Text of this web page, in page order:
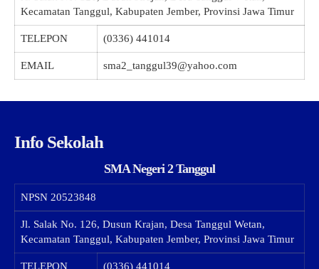
Kecamatan Tanggul, Kabupaten Jember, Provinsi Jawa Timur
TELEPON (0336) 441014
EMAIL sma2_tanggul39@yahoo.com
Info Sekolah
SMA Negeri 2 Tanggul
NPSN 20523848
Jl. Salak No. 126, Dusun Krajan, Desa Tanggul Wetan,
Kecamatan Tanggul, Kabupaten Jember, Provinsi Jawa Timur
TELEPON (0336) 441014